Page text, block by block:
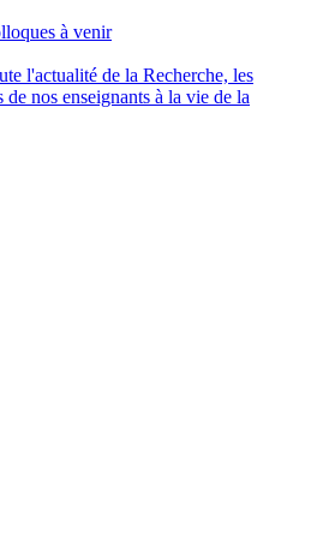
à venir
l'actualité de la Recherche, les
de nos enseignants à la vie de la